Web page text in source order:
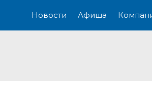
Новости Афиша